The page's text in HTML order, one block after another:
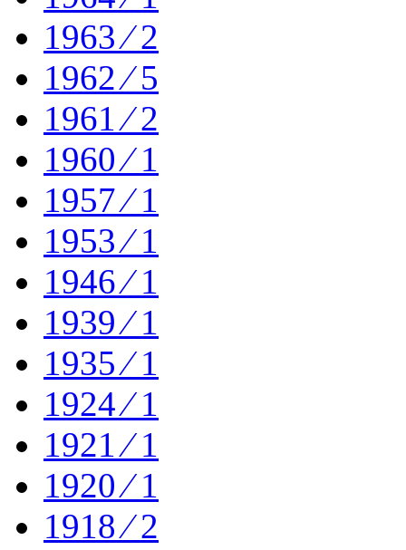
1963 ⁄ 2
1962 ⁄ 5
1961 ⁄ 2
1960 ⁄ 1
1957 ⁄ 1
1953 ⁄ 1
1946 ⁄ 1
1939 ⁄ 1
1935 ⁄ 1
1924 ⁄ 1
1921 ⁄ 1
1920 ⁄ 1
1918 ⁄ 2